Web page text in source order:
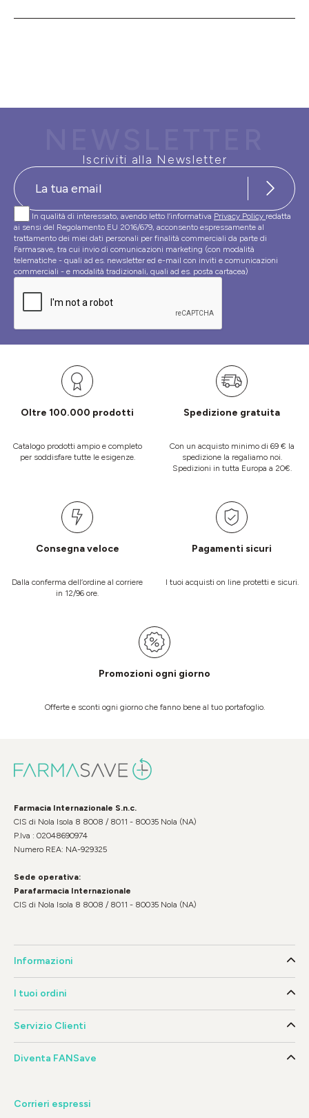
Iscriviti alla Newsletter
In qualità di interessato, avendo letto l’informativa Privacy Policy redatta
ai sensi del Regolamento EU 2016/679, acconsento espressamente al
trattamento dei miei dati personali per finalità commerciali da parte di
Farmasave, tra cui invio di comunicazioni marketing (con modalità
telematiche - quali ad es. newsletter ed e-mail con inviti e comunicazioni
commerciali - e modalità tradizionali, quali ad es. posta cartacea)
Oltre 100.000 prodotti
Catalogo prodotti ampio e completo
per soddisfare tutte le esigenze.
Spedizione gratuita
Con un acquisto minimo di 69 € la
spedizione la regaliamo noi.
Spedizioni in tutta Europa a 20€.
Consegna veloce
Dalla conferma dell’ordine al corriere
in 12/96 ore.
Pagamenti sicuri
I tuoi acquisti on line protetti e sicuri.
Promozioni ogni giorno
Offerte e sconti ogni giorno che fanno bene al tuo portafoglio.
Farmacia Internazionale S.n.c.
CIS di Nola Isola 8 8008 / 8011 - 80035 Nola (NA)
P.Iva : 02048690974
Numero REA: NA-929325
Sede operativa:
Parafarmacia Internazionale
CIS di Nola Isola 8 8008 / 8011 - 80035 Nola (NA)
Informazioni
I tuoi ordini
Servizio Clienti
Diventa FANSave
Corrieri espressi